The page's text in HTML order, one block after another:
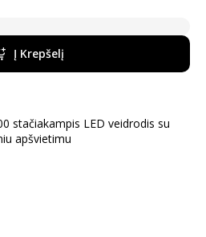
Į Krepšelį